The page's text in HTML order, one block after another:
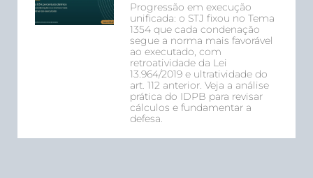
Progressão em execução
unificada: o STJ fixou no Tema
1354 que cada condenação
segue a norma mais favorável
ao executado, com
retroatividade da Lei
13.964/2019 e ultratividade do
art. 112 anterior. Veja a análise
prática do IDPB para revisar
cálculos e fundamentar a
defesa.